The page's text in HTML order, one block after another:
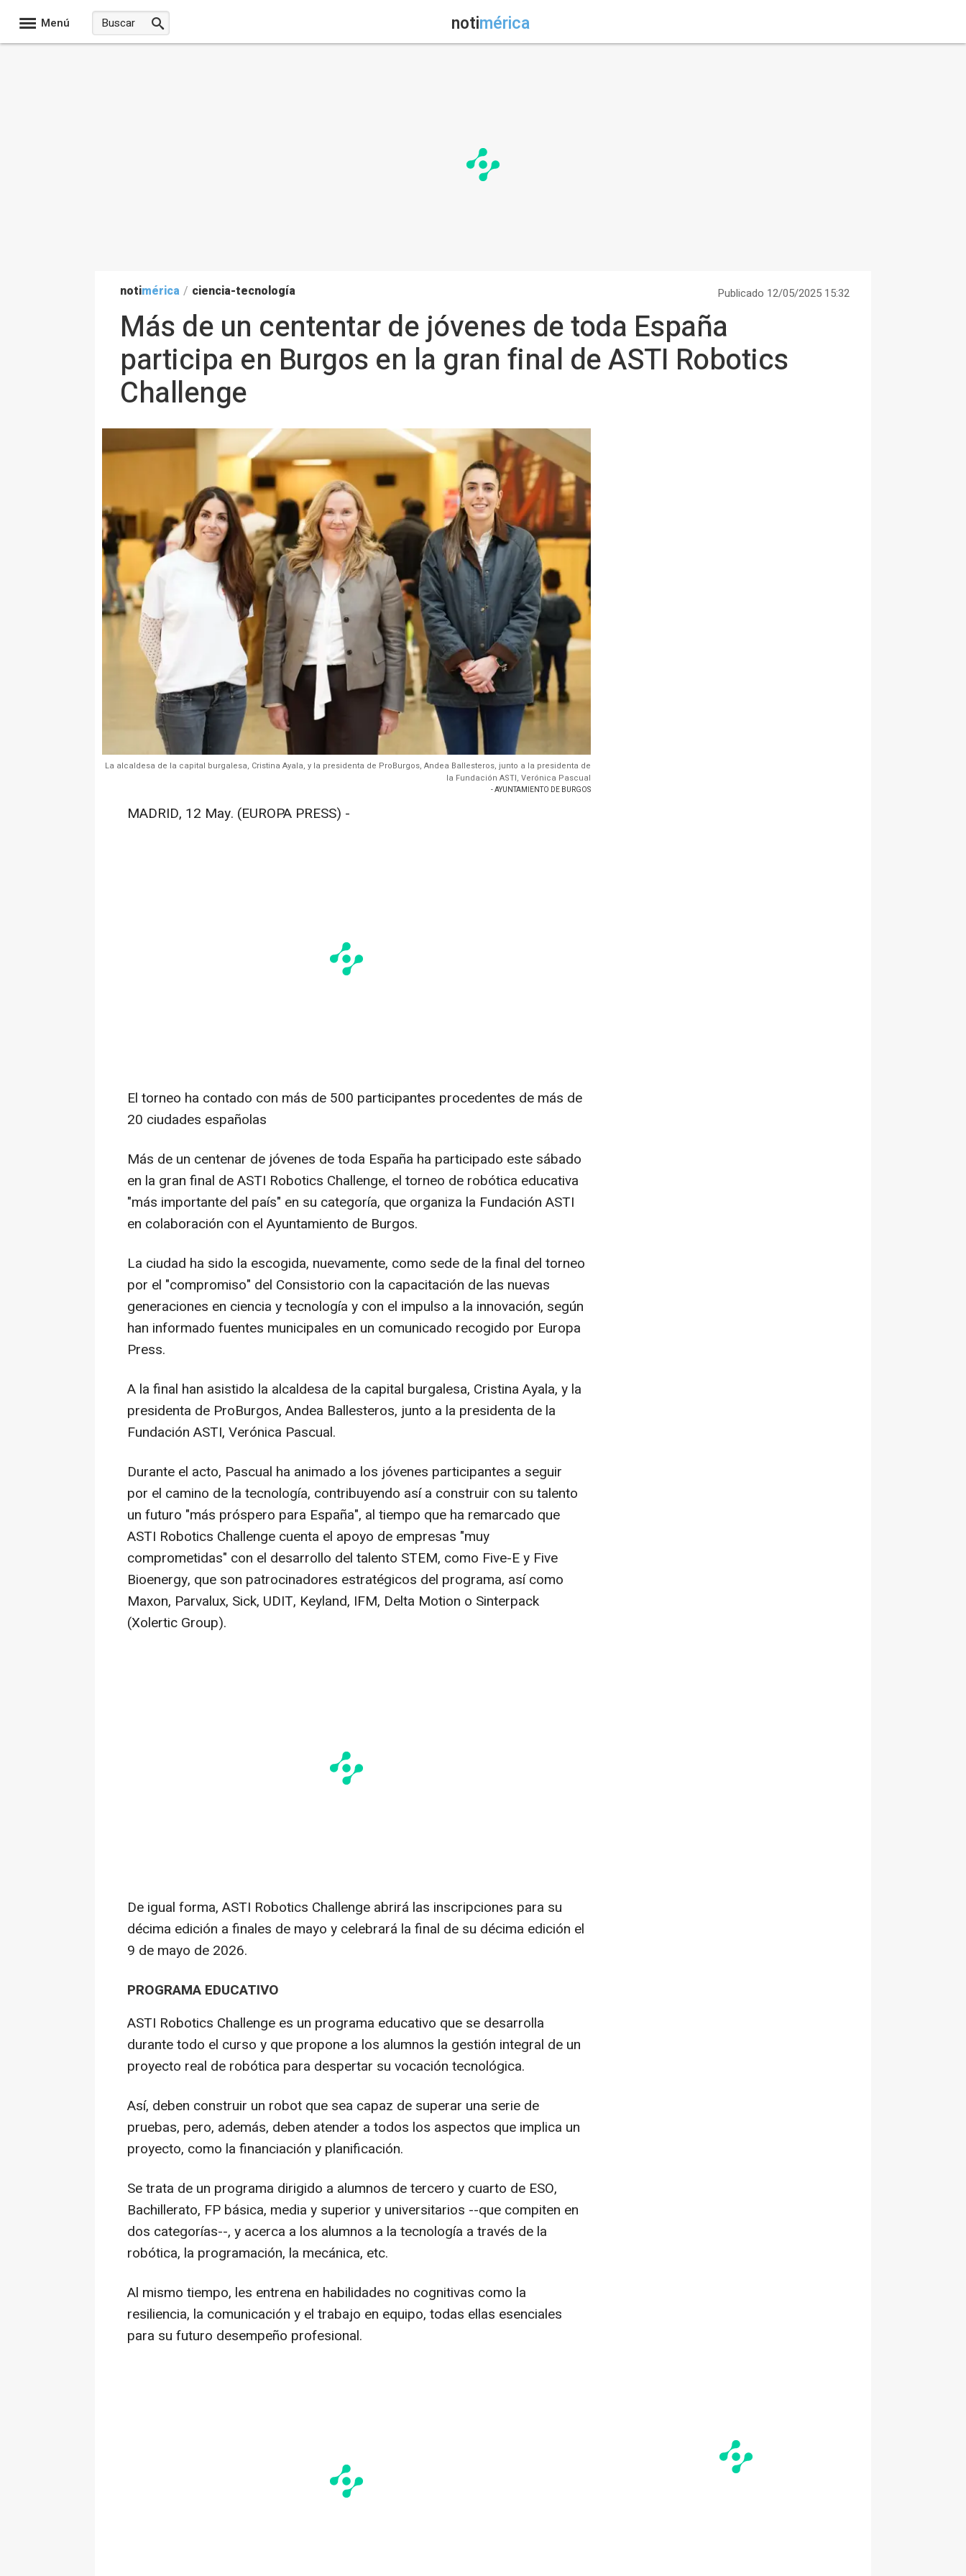
Menú notimérica
notimérica / ciencia-tecnología Publicado 12/05/2025 15:32
Más de un cententar de jóvenes de toda España
participa en Burgos en la gran final de ASTI Robotics
Challenge
La alcaldesa de la capital burgalesa, Cristina Ayala, y la presidenta de ProBurgos, Andea Ballesteros, junto a la presidenta de
la Fundación ASTI, Verónica Pascual
- AYUNTAMIENTO DE BURGOS
MADRID, 12 May. (EUROPA PRESS) -
El torneo ha contado con más de 500 participantes procedentes de más de
20 ciudades españolas
Más de un centenar de jóvenes de toda España ha participado este sábado
en la gran final de ASTI Robotics Challenge, el torneo de robótica educativa
"más importante del país" en su categoría, que organiza la Fundación ASTI
en colaboración con el Ayuntamiento de Burgos.
La ciudad ha sido la escogida, nuevamente, como sede de la final del torneo
por el "compromiso" del Consistorio con la capacitación de las nuevas
generaciones en ciencia y tecnología y con el impulso a la innovación, según
han informado fuentes municipales en un comunicado recogido por Europa
Press.
A la final han asistido la alcaldesa de la capital burgalesa, Cristina Ayala, y la
presidenta de ProBurgos, Andea Ballesteros, junto a la presidenta de la
Fundación ASTI, Verónica Pascual.
Durante el acto, Pascual ha animado a los jóvenes participantes a seguir
por el camino de la tecnología, contribuyendo así a construir con su talento
un futuro "más próspero para España", al tiempo que ha remarcado que
ASTI Robotics Challenge cuenta el apoyo de empresas "muy
comprometidas" con el desarrollo del talento STEM, como Five-E y Five
Bioenergy, que son patrocinadores estratégicos del programa, así como
Maxon, Parvalux, Sick, UDIT, Keyland, IFM, Delta Motion o Sinterpack
(Xolertic Group).
De igual forma, ASTI Robotics Challenge abrirá las inscripciones para su
décima edición a finales de mayo y celebrará la final de su décima edición el
9 de mayo de 2026.
PROGRAMA EDUCATIVO
ASTI Robotics Challenge es un programa educativo que se desarrolla
durante todo el curso y que propone a los alumnos la gestión integral de un
proyecto real de robótica para despertar su vocación tecnológica.
Así, deben construir un robot que sea capaz de superar una serie de
pruebas, pero, además, deben atender a todos los aspectos que implica un
proyecto, como la financiación y planificación.
Se trata de un programa dirigido a alumnos de tercero y cuarto de ESO,
Bachillerato, FP básica, media y superior y universitarios --que compiten en
dos categorías--, y acerca a los alumnos a la tecnología a través de la
robótica, la programación, la mecánica, etc.
Al mismo tiempo, les entrena en habilidades no cognitivas como la
resiliencia, la comunicación y el trabajo en equipo, todas ellas esenciales
para su futuro desempeño profesional.